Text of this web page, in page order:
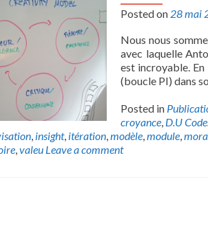
Posted on 28 mai
Nous nous
avec laquelle
est incroyable.
(boucle PI) dans
Posted in
croyance, D.U
, insight, itération,modèle,module,
,valeu Leave a comment